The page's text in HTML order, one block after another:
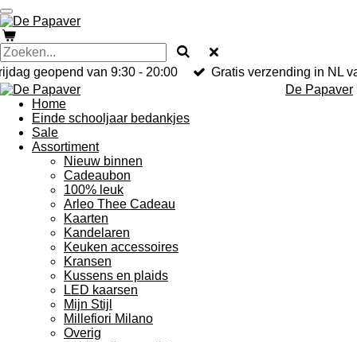
Ga
direct
naar
de
hoofdinhoud
geopend van 9:30 - 20:00
Gratis verzending in NL
De Papaver
Home
Einde schooljaar bedankjes
Sale
Assortiment
Nieuw binnen
Cadeaubon
100% leuk
Arleo Thee Cadeau
Kaarten
Kandelaren
Keuken accessoires
Kransen
Kussens en plaids
LED kaarsen
Mijn Stijl
Millefiori Milano
Overig